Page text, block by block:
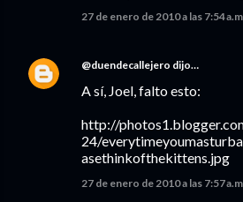
27 de enero de 2010 a las 7:54
@duendecallejero dijo…
A sí, Joel, falto esto:
http://
24/
asethinkofthekittens.jpg
27 de enero de 2010 a las 7:57